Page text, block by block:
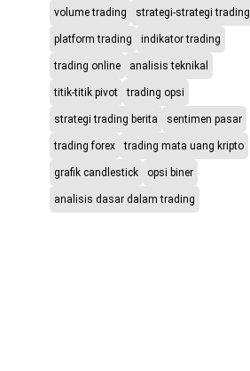
volume trading strategi-strategi trading
platform trading indikator trading
trading online analisis teknikal
titik-titik pivot trading opsi
strategi trading berita sentimen pasar
trading forex trading mata uang kripto
grafik candlestick opsi biner
analisis dasar dalam trading